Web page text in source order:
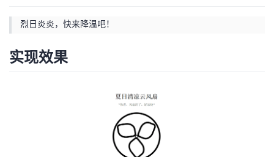
烈日炎炎，快来降温吧！
实现效果